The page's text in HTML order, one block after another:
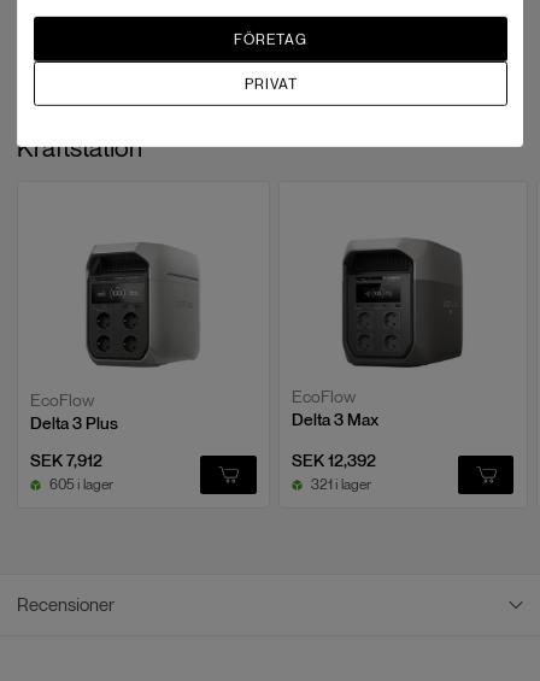
Slut i lager
Kraftstation
EcoFlow
Delta 3 Plus
SEK 7,912
605 i lager
EcoFlow
Delta 3 Max
SEK 12,392
321 i lager
Recensioner
FÖRETAG
PRIVAT